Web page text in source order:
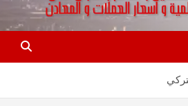
و تقارير اسواق المال و العملات